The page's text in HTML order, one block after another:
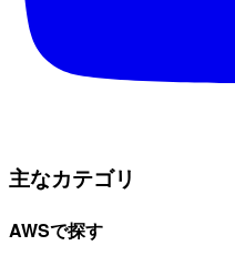
主なカテゴリ
AWSで探す